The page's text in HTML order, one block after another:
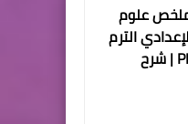
علوم
الترم
الأول 2027 PDF | شرح